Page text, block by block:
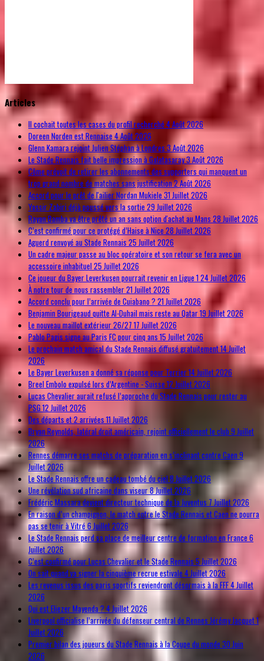
Joomla! 3 Modules- byVinaGecko.com
Articles
Il cochait toutes les cases du profil recherché 4 Août 2026
Doreen Norden est Rennaise4 Août 2026
Glenn Kamara rejoint Julien Stéphan à Londres 3 Août 2026
Le Stade Rennais fait belle impression à Galatasaray3 Août 2026
Côme prévoit de retirer les abonnements des supporters qui manquent un
trop grand nombre de matches sans justification2 Août 2026
Accord pour le prêt de l'ailier Nordan Mukiele 31 Juillet 2026
Yassir Zabiri déjà poussé vers la sortie 29 Juillet 2026
Rayan Bamba va être prêté un an sans option d'achat au Mans 28 Juillet 2026
C’est confirmé pour ce protégé d’Haise à Nice28 Juillet 2026
Aguerd renvoyé au Stade Rennais 25 Juillet 2026
Un cadre majeur passe au bloc opératoire et son retour se fera avec un
accessoire inhabituel25 Juillet 2026
Ce joueur du Bayer Leverkusen pourrait revenir en Ligue 124 Juillet 2026
À notre tour de nous rassembler21 Juillet 2026
Accord conclu pour l’arrivée de Cuiabano ? 21 Juillet 2026
Benjamin Bourigeaud quitte Al-Duhail mais reste au Qatar19 Juillet 2026
Le nouveau maillot extérieur 26/2717 Juillet 2026
Pablo Pagis signe au Paris FC pour cinq ans15 Juillet 2026
Le prochain match amical du Stade Rennais diffusé gratuitement14 Juillet
2026
Le Bayer Leverkusen a donné sa réponse pour Terrier14 Juillet 2026
Breel Embolo expulsé lors d’Argentine - Suisse 12 Juillet 2026
Lucas Chevalier aurait refusé l’approche du Stade Rennais pour rester au
PSG12 Juillet 2026
Des départs et 2 arrivées11 Juillet 2026
Bryan Reynolds, latéral droit américain, rejoint officiellement le club 9 Juillet
2026
Rennes démarre ses matchs de préparation en s’inclinant contre Caen9
Juillet 2026
Le Stade Rennais offre un cadeau tombé du ciel8 Juillet 2026
Une révélation sud africaine dans viseur8 Juillet 2026
Frédéric Massara devient directeur technique de la Juventus 7 Juillet 2026
En raison d’un champignon, le match entre le Stade Rennais et Caen ne pourra
pas se tenir à Vitré6 Juillet 2026
Le Stade Rennais perd sa place de meilleur centre de formation en France 6
Juillet 2026
C’est confirmé pour Lucas Chevalier et le Stade Rennais 5 Juillet 2026
On sait quand va signer la cinquième recrue estivale 4 Juillet 2026
Les revenus issus des paris sportifs reviendront désormais à la FFF4 Juillet
2026
Qui est Eliezer Mayenda ? 4 Juillet 2026
Liverpool officialise l’arrivée du défenseur central de Rennes Jérémy Jacquet1
Juillet 2026
Premier bilan des joueurs du Stade Rennais à la Coupe du monde 30 Juin
2026